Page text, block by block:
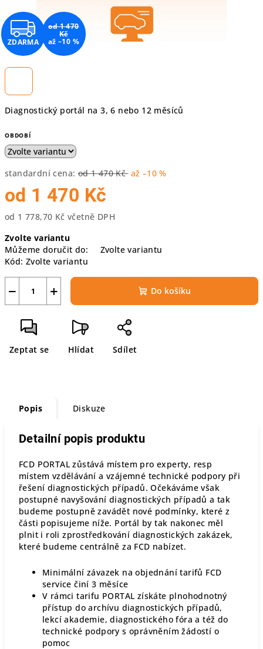
Diagnostický portál na 3, 6 nebo 12 měsíců
OBDOBÍ
standardní cena: od 1 470 Kč až –10 %
od 1 470 Kč
od 1 778,70 Kč včetně DPH
cena:
Zvolte variantu
Můžeme doručit do:
Zvolte variantu
Kód: Zvolte variantu
+
− Do košíku
Zeptat se Hlídat Sdílet
Z
D
R
A
ZDARMA
od 1 470
Kč
až –10 %
Popis Diskuze
Detailní popis produktu
FCD PORTAL zůstává místem pro experty, resp
místem vzdělávání a vzájemné technické podpory při
řešení diagnostických případů. Očekáváme však
postupné navyšování diagnostických případů a tak
budeme postupně zavádět nové podmínky, které z
části popisujeme níže. Portál by tak nakonec měl
plnit i roli zprostředkování diagnostických zakázek,
které budeme centrálně za FCD nabízet.
Minimální závazek na objednání tarifů FCD
service činí 3 měsíce
V rámci tarifu PORTAL získáte plnohodnotný
přístup do archívu diagnostických případů,
lekcí akademie, diagnostického fóra a též do
technické podpory s oprávněním žádostí o
pomoc